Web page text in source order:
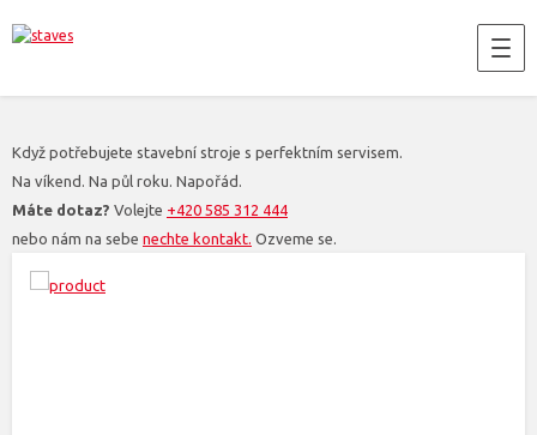
Když potřebujete stavební stroje s perfektním servisem.
Na víkend. Na půl roku. Napořád.
Máte dotaz? Volejte +420 585 312 444
nebo nám na sebe nechte kontakt. Ozveme se.